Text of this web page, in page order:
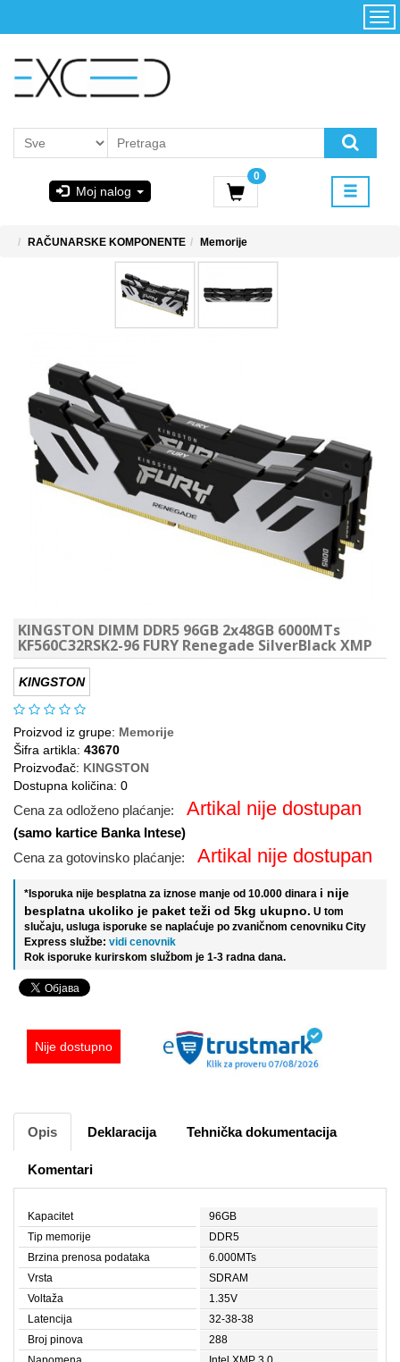
Moj nalog
0
Početna
korišćenja i
PoweredByAsus
RAČUNARSKE KOMPONENTE Memorije
KINGSTON DIMM DDR5 96GB 2x48GB 6000MTs
KF560C32RSK2-96 FURY Renegade SilverBlack XMP
KINGSTON
Proizvod iz grupe: Memorije
Šifra artikla: 43670
Proizvođač: KINGSTON
Dostupna količina: 0
Cena za odloženo plaćanje: Artikal nije dostupan
(samo kartice Banka Intese)
Cena za gotovinsko plaćanje:
Artikal nije dostupan
*Isporuka nije besplatna za iznose manje od 10.000 dinara i nije
besplatna ukoliko je paket teži od 5kg ukupno. U tom
slučaju, usluga isporuke se naplaćuje po zvaničnom cenovniku City
Express službe: vidi cenovnik
Rok isporuke kurirskom službom je 1-3 radna dana.
Nije dostupno
Opis Deklaracija Tehnička dokumentacija
Komentari
Kapacitet
96GB
Tip memorije
DDR5
Brzina prenosa podataka
6.000MTs
Vrsta
SDRAM
Voltaža
1.35V
Latencija
32-38-38
Broj pinova
288